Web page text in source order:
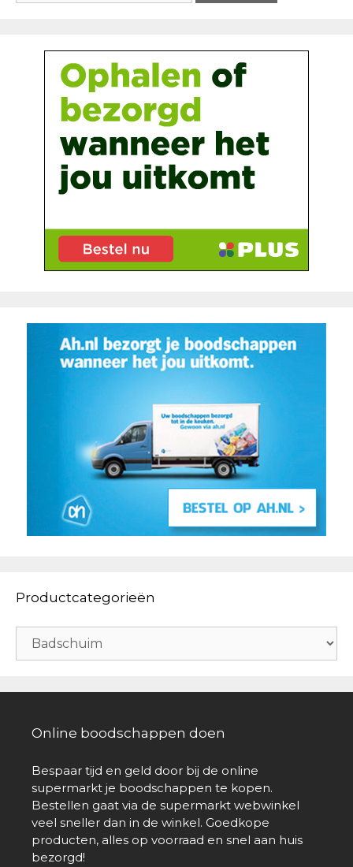
Productcategorieën
Online boodschappen doen
Bespaar tijd en geld door bij de online
supermarkt je boodschappen te kopen.
Bestellen gaat via de supermarkt webwinkel
veel sneller dan in de winkel. Goedkope
producten, alles op voorraad en snel aan huis
bezorgd!